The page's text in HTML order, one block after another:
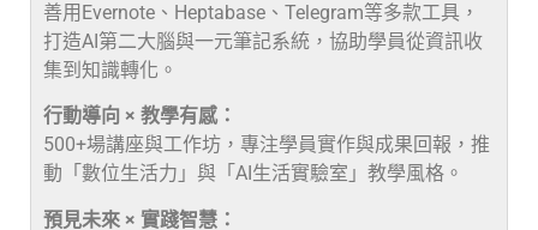
善用Evernote、Heptabase、Telegram等多款工具，
打造AI第二大腦與一元筆記系統，協助學員從資訊收
集到知識轉化。
行動導向 × 教學有感：
500+場講座與工作坊，專注學員實作與成果回報，推
動「數位生活力」與「AI生活實驗室」教學風格。
預見未來 × 實踐智慧：